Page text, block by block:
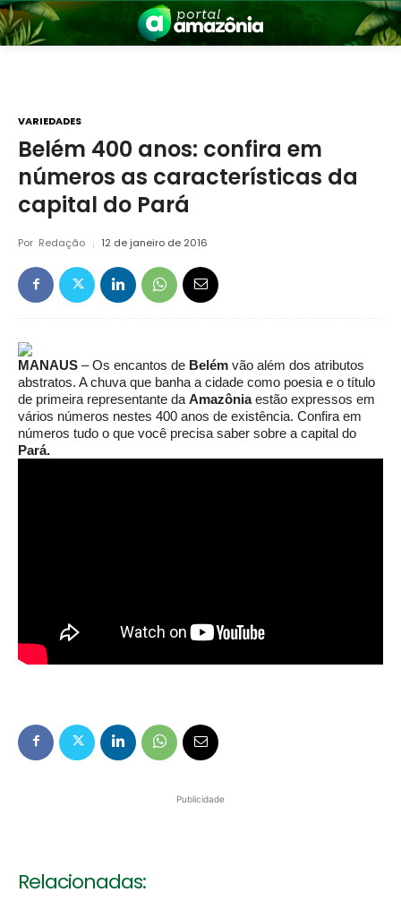
VARIEDADES
Belém 400 anos: confira em
números as características da
capital do Pará
Por Redação 12 de janeiro de 2016
MANAUS – Os encantos de Belém vão além dos atributos
abstratos. A chuva que banha a cidade como poesia e o título
de primeira representante da Amazôniaestão expressos em
vários números nestes 400 anos de existência. Confira em
números tudo o que você precisa saber sobre a capital do
Pará.
Publicidade
Relacionadas: